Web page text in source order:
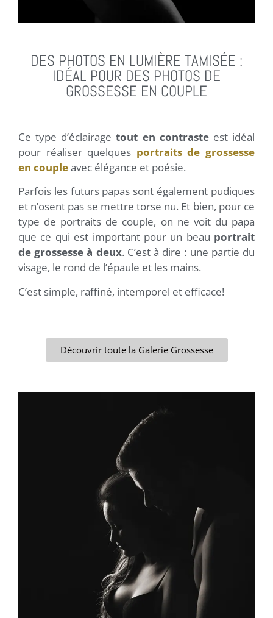
DES PHOTOS EN LUMIÈRE TAMISÉE :
IDÉAL POUR DES PHOTOS DE
GROSSESSE EN COUPLE
Ce type d’éclairagetout en contrasteest idéal
pour réaliser quelques portraits de grossesse
en coupleavec élégance et poésie.
Parfois les futurs papas sont également pudiques
et n’osent pas se mettre torse nu. Et bien, pour ce
type de portraits de couple, on ne voit du papa
que ce qui est important pour un beau portrait
de grossesse à deux. C’est à dire : une partie du
visage, le rond de l’épaule et les mains.
C’est simple, raffiné, intemporel et efficace!
Découvrir toute la Galerie Grossesse